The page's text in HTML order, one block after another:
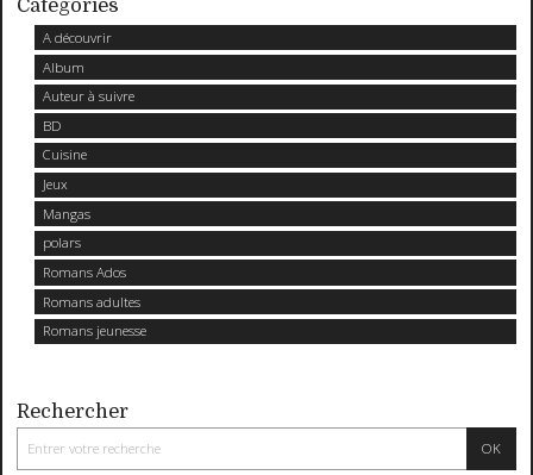
Catégories
A découvrir
Album
Auteur à suivre
BD
Cuisine
Jeux
Mangas
polars
Romans Ados
Romans adultes
Romans jeunesse
Rechercher